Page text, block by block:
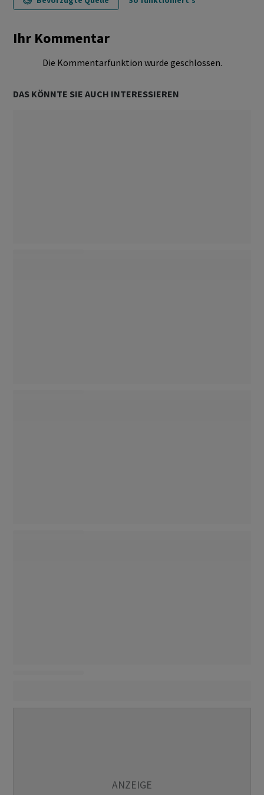
Ihr Kommentar
Die Kommentarfunktion wurde geschlossen.
DAS KÖNNTE SIE AUCH INTERESSIEREN